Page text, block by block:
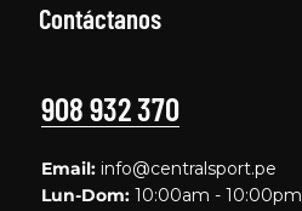
Contáctanos
908 932 370
Email: info@centralsport.pe
Lun-Dom: 10:00am - 10:00pm